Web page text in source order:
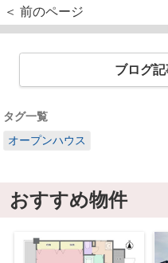
＜ 前のページ
ブログ
タグ一覧
オープンハウス
おすすめ物件